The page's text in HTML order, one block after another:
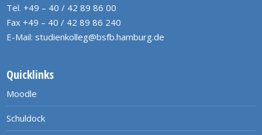
Tel. +49 – 40 / 42 89 86 00
Fax +49 – 40 / 42 89 86 240
E-Mail: studienkolleg@bsfb.hamburg.de
Quicklinks
Moodle
Schuldock